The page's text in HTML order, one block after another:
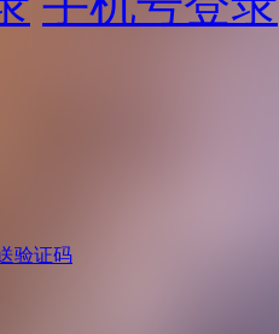
验证码